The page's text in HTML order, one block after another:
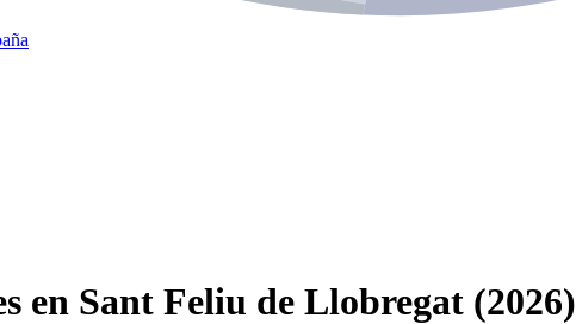
en Sant Feliu de Llobregat (2026)